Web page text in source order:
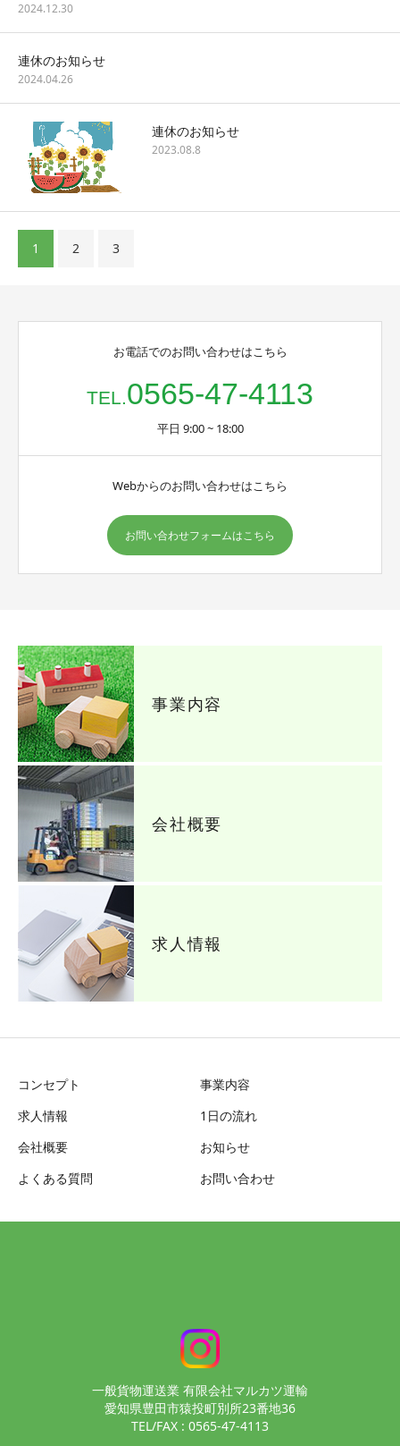
2024.12.30
連休のお知らせ
2024.04.26
連休のお知らせ
2023.08.8
1 2 3
お電話でのお問い合わせはこちら
TEL.0565-47-4113
平日 9:00 ~ 18:00
Webからのお問い合わせはこちら
お問い合わせフォームはこちら
事業内容
会社概要
求人情報
コンセプト
事業内容
求人情報
1日の流れ
会社概要
お知らせ
よくある質問
お問い合わせ
一般貨物運送業 有限会社マルカツ運輸
愛知県豊田市猿投町別所23番地36
TEL/FAX : 0565-47-4113